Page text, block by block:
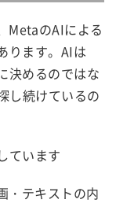
MetaのAIによる
ります。AIは
決めるのではな
し続けているの
ています
・テキストの内